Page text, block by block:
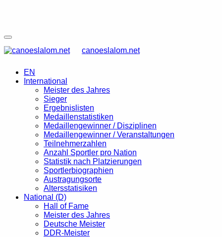
canoeslalom.net
EN
International
Meister des Jahres
Sieger
Ergebnislisten
Medaillenstatistiken
Medaillengewinner / Disziplinen
Medaillengewinner / Veranstaltungen
Teilnehmerzahlen
Anzahl Sportler pro Nation
Statistik nach Platzierungen
Sportlerbiographien
Austragungsorte
Altersstatisiken
National (D)
Hall of Fame
Meister des Jahres
Deutsche Meister
DDR-Meister